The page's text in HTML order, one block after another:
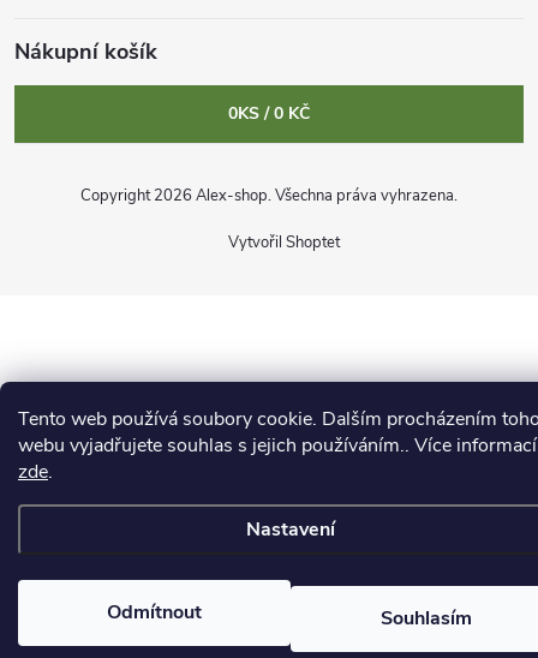
Tento web používá soubory cookie. Dalším procházením
webu vyjadřujete souhlas s jejich používáním.. Více informací
zde.
Nastavení
Odmítnout Souhlasím
Nákupní košík
0KS /0 KČ
Vytvořil Shoptet
Copyright 2026 Alex-shop. Všechna práva vyhrazena.